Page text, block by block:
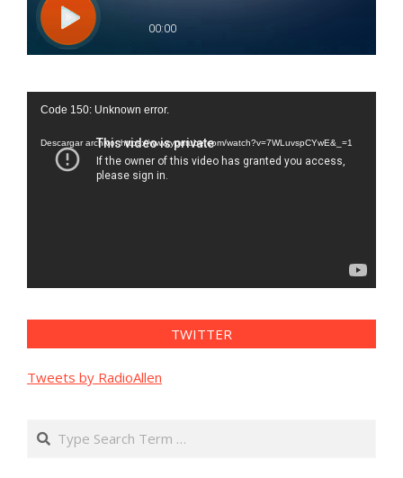
Reproductor
vídeo
Code 150: Unknown error.
Descargar archivo: https://www.youtube.com/watch?v=7WLuvspCYwE&_=1
TWITTER
Tweets by RadioAllen
Search